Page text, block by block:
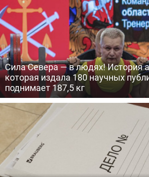
Сила Севера — в людях! История
которая издала 180 научных
поднимает 187,5 кг